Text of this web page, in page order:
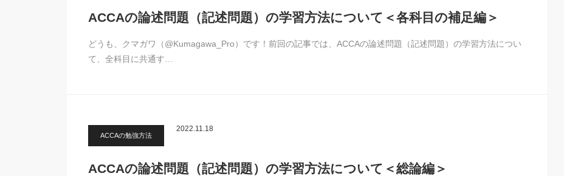
ACCAの論述問題（記述問題）の学習方法について＜各科目の補足編＞
どうも、クマガワ（@Kumagawa_Pro）です！前回の記事では、ACCAの論述問題（記述問題）の学習方法につい
て、全科目に共通す…
ACCAの勉強方法
2022.11.18
ACCAの論述問題（記述問題）の学習方法について＜総論編＞